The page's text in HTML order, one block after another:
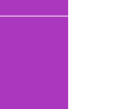
fullscreen